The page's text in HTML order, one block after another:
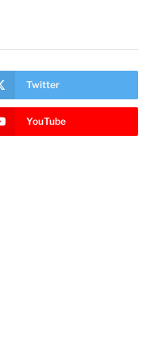
Twitter
YouTube